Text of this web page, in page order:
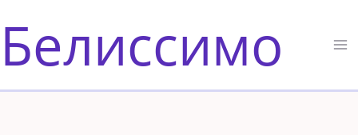
к
содержимому
Белиссимо